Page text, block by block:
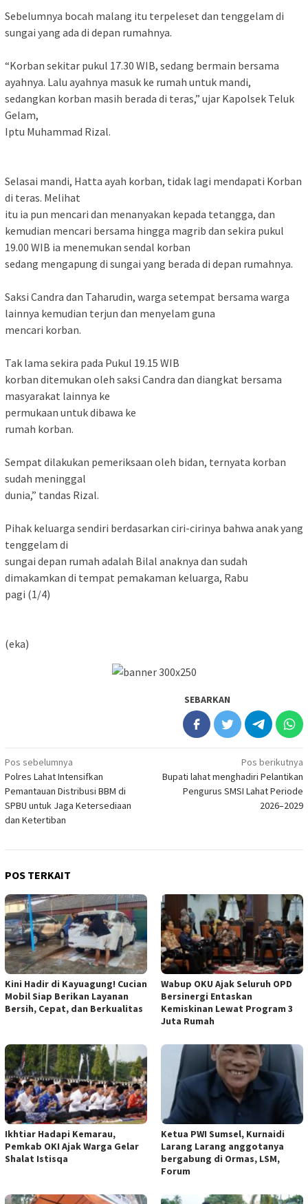
‎Sebelumnya bocah malang itu terpeleset dan tenggelam di
sungai yang ada di depan rumahnya.
‎“Korban sekitar pukul 17.30 WIB, sedang bermain bersama
ayahnya. Lalu ayahnya masuk ke rumah untuk mandi,
sedangkan korban masih berada di teras,” ujar Kapolsek Teluk
Gelam,
‎Iptu Muhammad Rizal.
‎Selasai mandi, Hatta ayah korban, tidak lagi mendapati Korban
di teras. Melihat
‎itu ia pun mencari dan menanyakan kepada tetangga, dan
kemudian mencari bersama hingga magrib dan sekira pukul
19.00 WIB ia menemukan sendal korban
‎sedang mengapung di sungai yang berada di depan rumahnya.
‎Saksi Candra dan Taharudin, warga setempat bersama warga
lainnya kemudian terjun dan menyelam guna
‎mencari korban.
‎Tak lama sekira pada Pukul 19.15 WIB
‎korban ditemukan oleh saksi Candra dan diangkat bersama
masyarakat lainnya ke
‎permukaan untuk dibawa ke
‎rumah korban.
‎Sempat dilakukan pemeriksaan oleh bidan, ternyata korban
sudah meninggal
‎dunia,” tandas Rizal.
‎Pihak keluarga sendiri berdasarkan ciri-cirinya bahwa anak yang
tenggelam di
‎sungai depan rumah adalah Bilal anaknya dan sudah
dimakamkan di tempat pemakaman keluarga, Rabu
‎pagi (1/4)
‎(eka)
SEBARKAN
Navigasi
pos
Pos sebelumnya
Polres Lahat Intensifkan
Pemantauan Distribusi BBM di
SPBU untuk Jaga Ketersediaan
dan Ketertiban
Pos berikutnya
Bupati lahat menghadiri Pelantikan
Pengurus SMSI Lahat Periode
2026–2029
POS TERKAIT
Kini Hadir di Kayuagung! Cucian
Mobil Siap Berikan Layanan
Bersih, Cepat, dan Berkualitas
Wabup OKU Ajak Seluruh OPD
Bersinergi Entaskan
Kemiskinan Lewat Program 3
Juta Rumah
Ikhtiar Hadapi Kemarau,
Pemkab OKI Ajak Warga Gelar
Shalat Istisqa
Ketua PWI Sumsel, Kurnaidi
Larang Larang anggotanya
bergabung di Ormas, LSM,
Forum